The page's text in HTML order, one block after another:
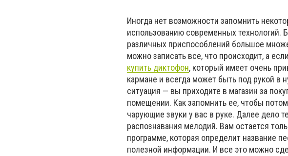
Иногда нет возможности запомнить
использованию современных технологий.
различных приспособлений большое
можно записать все, что происходит, а
купить диктофон, который имеет очень
кармане и всегда может быть под рукой в
ситуация — вы приходите в магазин за
помещении. Как запомнить ее, чтобы
чарующие звуки у вас в руке. Далее дело
распознавания мелодий. Вам остается
программе, которая определит название
полезной информации. И все это можно